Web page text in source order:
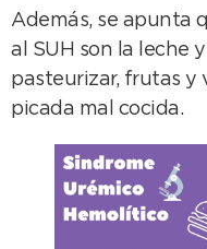
Además, se apunta
al SUH son la leche
pasteurizar, frutas y
picada mal cocida.